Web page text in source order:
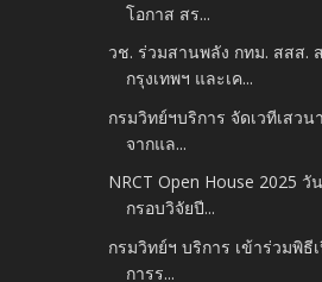
โอกาส สร...
วช. ร่วมสานพลัง กทม. สสส.
กรุงเทพฯ และเค...
กรมวิทย์ฯบริการ จัดเวทีเสวน
จากแล...
NRCT Open House 2025 วั
กรอบวิจัยปี...
กรมวิทย์ฯ บริการ เข้าร่วมพิธี
การร...